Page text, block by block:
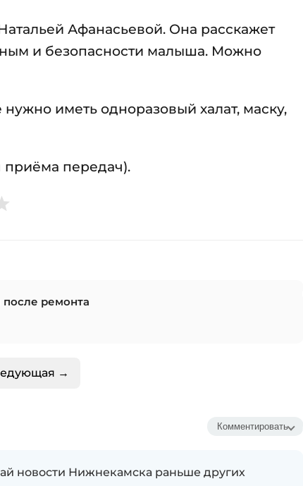
Афанасьевой. Она расскажет
и безопасности малыша. Можно
иметь одноразовый халат, маску,
приёма передач).
ремонта
→
Комментировать
новости Нижнекамска раньше других